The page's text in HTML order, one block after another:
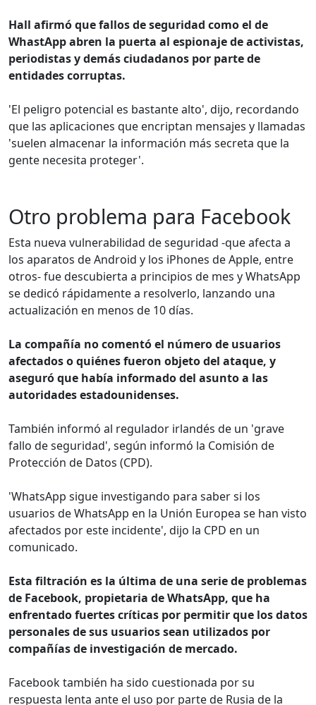
Hall afirmó que fallos de seguridad como el de
WhastApp abren la puerta al espionaje de activistas,
periodistas y demás ciudadanos por parte de
entidades corruptas.
'El peligro potencial es bastante alto', dijo, recordando
que las aplicaciones que encriptan mensajes y llamadas
'suelen almacenar la información más secreta que la
gente necesita proteger'.
Otro problema para Facebook
Esta nueva vulnerabilidad de seguridad -que afecta a
los aparatos de Android y los iPhones de Apple, entre
otros- fue descubierta a principios de mes y WhatsApp
se dedicó rápidamente a resolverlo, lanzando una
actualización en menos de 10 días.
La compañía no comentó el número de usuarios
afectados o quiénes fueron objeto del ataque, y
aseguró que había informado del asunto a las
autoridades estadounidenses.
También informó al regulador irlandés de un 'grave
fallo de seguridad', según informó la Comisión de
Protección de Datos (CPD).
'WhatsApp sigue investigando para saber si los
usuarios de WhatsApp en la Unión Europea se han visto
afectados por este incidente', dijo la CPD en un
comunicado.
Esta filtración es la última de una serie de problemas
de Facebook, propietaria de WhatsApp, que ha
enfrentado fuertes críticas por permitir que los datos
personales de sus usuarios sean utilizados por
compañías de investigación de mercado.
Facebook también ha sido cuestionada por su
respuesta lenta ante el uso por parte de Rusia de la